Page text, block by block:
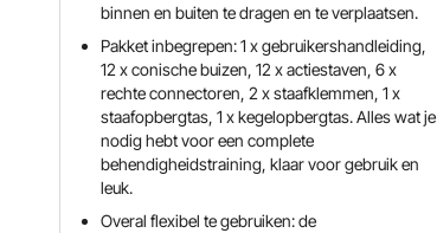
binnen en buiten te dragen en te verplaatsen.
Pakket inbegrepen: 1 x gebruikershandleiding,
12 x conische buizen, 12 x actiestaven, 6 x
rechte connectoren, 2 x staafklemmen, 1 x
staafopbergtas, 1 x kegelopbergtas. Alles wat je
nodig hebt voor een complete
behendigheidstraining, klaar voor gebruik en
leuk.
Overal flexibel te gebruiken: de